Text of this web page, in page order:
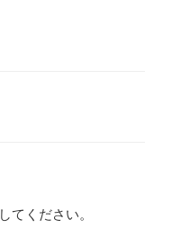
してください。